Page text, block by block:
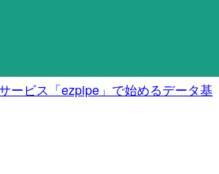
ービス「ezpipe」で始めるデータ基